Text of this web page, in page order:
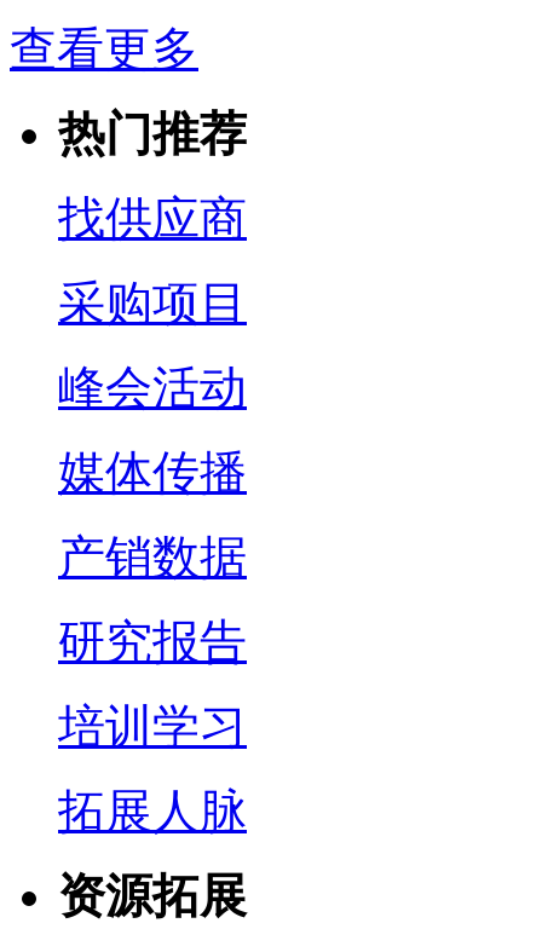
查看更多
热门推荐
找供应商
采购项目
峰会活动
媒体传播
产销数据
研究报告
培训学习
拓展人脉
资源拓展